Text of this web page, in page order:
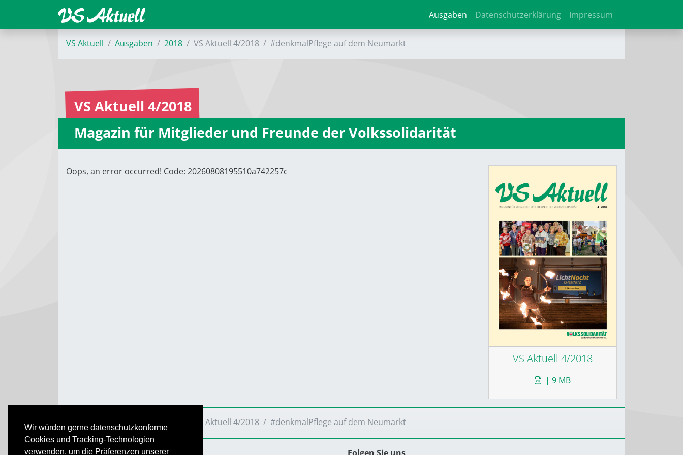
Wir würden gerne datenschutzkonforme
Cookies und Tracking-Technologien
verwenden, um die Präferenzen unserer
Ausgaben Datenschutzerklärung Impressum
VS Aktuell Ausgaben 2018 VS Aktuell 4/2018 #denkmalPflege auf dem Neumarkt
VS Aktuell 4/2018
Magazin für Mitglieder und Freunde der Volkssolidarität
VS Aktuell 4/2018
| 9 MB
Oops, an error occurred! Code: 20260808195510a742257c
VS Aktuell Ausgaben VS Aktuell 4/2018 #denkmalPflege auf dem Neumarkt